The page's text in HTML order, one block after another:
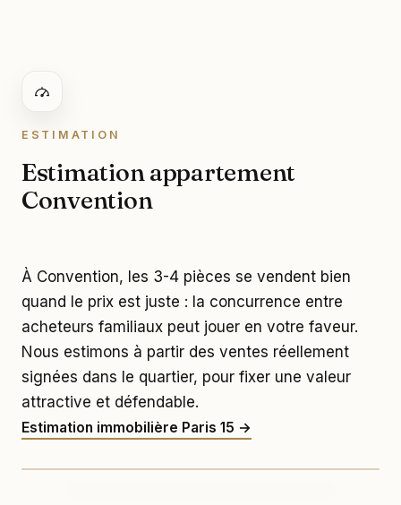
ESTIMATION
Estimation appartement
Convention
À Convention, les 3-4 pièces se vendent bien
quand le prix est juste : la concurrence entre
acheteurs familiaux peut jouer en votre faveur.
Nous estimons à partir des ventes réellement
signées dans le quartier, pour fixer une valeur
attractive et défendable.
Estimation immobilière Paris 15 →
Convention